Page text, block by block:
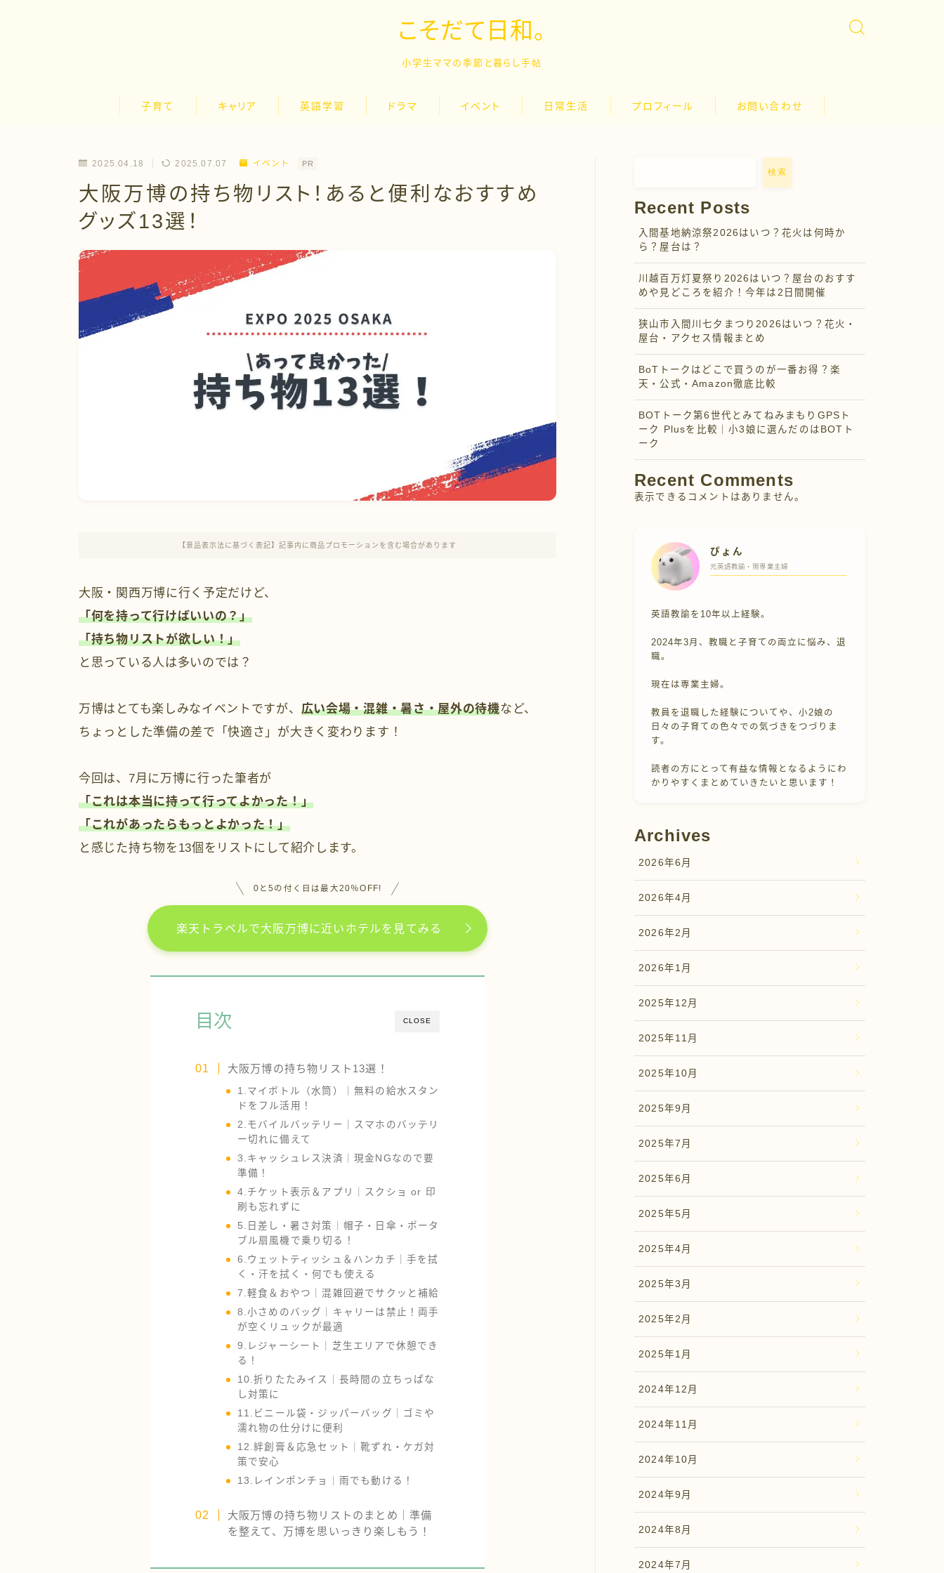
こそだて日和。
小学生ママの季節と暮らし手帖
子育て キャリア 英語学習 ドラマ イベント 日常生活 プロフィール お問い合わせ
2025.04.18 2025.07.07 イベント PR
大阪万博の持ち物リスト！あると便利なおすすめ
グッズ13選！
【景品表示法に基づく表記】記事内に商品プロモーションを含む場合があります
大阪・関西万博に行く予定だけど、
「何を持って行けばいいの？」
「持ち物リストが欲しい！」
と思っている人は多いのでは？
万博はとても楽しみなイベントですが、 広い会場・混雑・暑さ・屋外の待機など、
ちょっとした準備の差で「快適さ」が大きく変わります！
今回は、7月に万博に行った筆者が
「これは本当に持って行ってよかった！」
「これがあったらもっとよかった！」
と感じた持ち物を13個をリストにして紹介します。
0と5の付く日は最大20％OFF!
楽天トラベルで大阪万博に近いホテルを見てみる
CLOSE
目次
大阪万博の持ち物リスト13選！
1.マイボトル（水筒）｜無料の給水スタン
ドをフル活用！
2.モバイルバッテリー｜スマホのバッテリ
ー切れに備えて
3.キャッシュレス決済｜現金NGなので要
準備！
4.チケット表示＆アプリ｜スクショ or 印
刷も忘れずに
5.日差し・暑さ対策｜帽子・日傘・ポータ
ブル扇風機で乗り切る！
6.ウェットティッシュ＆ハンカチ｜手を拭
く・汗を拭く・何でも使える
7.軽食＆おやつ｜混雑回避でサクッと補給
8.小さめのバッグ｜キャリーは禁止！両手
が空くリュックが最適
9.レジャーシート｜芝生エリアで休憩でき
る！
10.折りたたみイス｜長時間の立ちっぱな
し対策に
11.ビニール袋・ジッパーバッグ｜ゴミや
濡れ物の仕分けに便利
12.絆創膏＆応急セット｜靴ずれ・ケガ対
策で安心
13.レインポンチョ｜雨でも動ける！
大阪万博の持ち物リストのまとめ｜準備
を整えて、万博を思いっきり楽しもう！
検索
Recent Posts
入間基地納涼祭2026はいつ？花火は何時か
ら？屋台は？
川越百万灯夏祭り2026はいつ？屋台のおすす
めや見どころを紹介！今年は2日間開催
狭山市入間川七夕まつり2026はいつ？花火・
屋台・アクセス情報まとめ
BoTトークはどこで買うのが一番お得？楽
天・公式・Amazon徹底比較
BOTトーク第6世代とみてねみまもりGPSト
ーク Plusを比較｜小3娘に選んだのはBOTト
ーク
Recent Comments
表示できるコメントはありません。
ぴょん
元英語教諭・現専業主婦
英語教諭を10年以上経験。
2024年3月、教職と子育ての両立に悩み、退
職。
現在は専業主婦。
教員を退職した経験についてや、小2娘の
日々の子育ての色々での気づきをつづりま
す。
読者の方にとって有益な情報となるようにわ
かりやすくまとめていきたいと思います！
Archives
2026年6月
2026年4月
2026年2月
2026年1月
2025年12月
2025年11月
2025年10月
2025年9月
2025年7月
2025年6月
2025年5月
2025年4月
2025年3月
2025年2月
2025年1月
2024年12月
2024年11月
2024年10月
2024年9月
2024年8月
2024年7月